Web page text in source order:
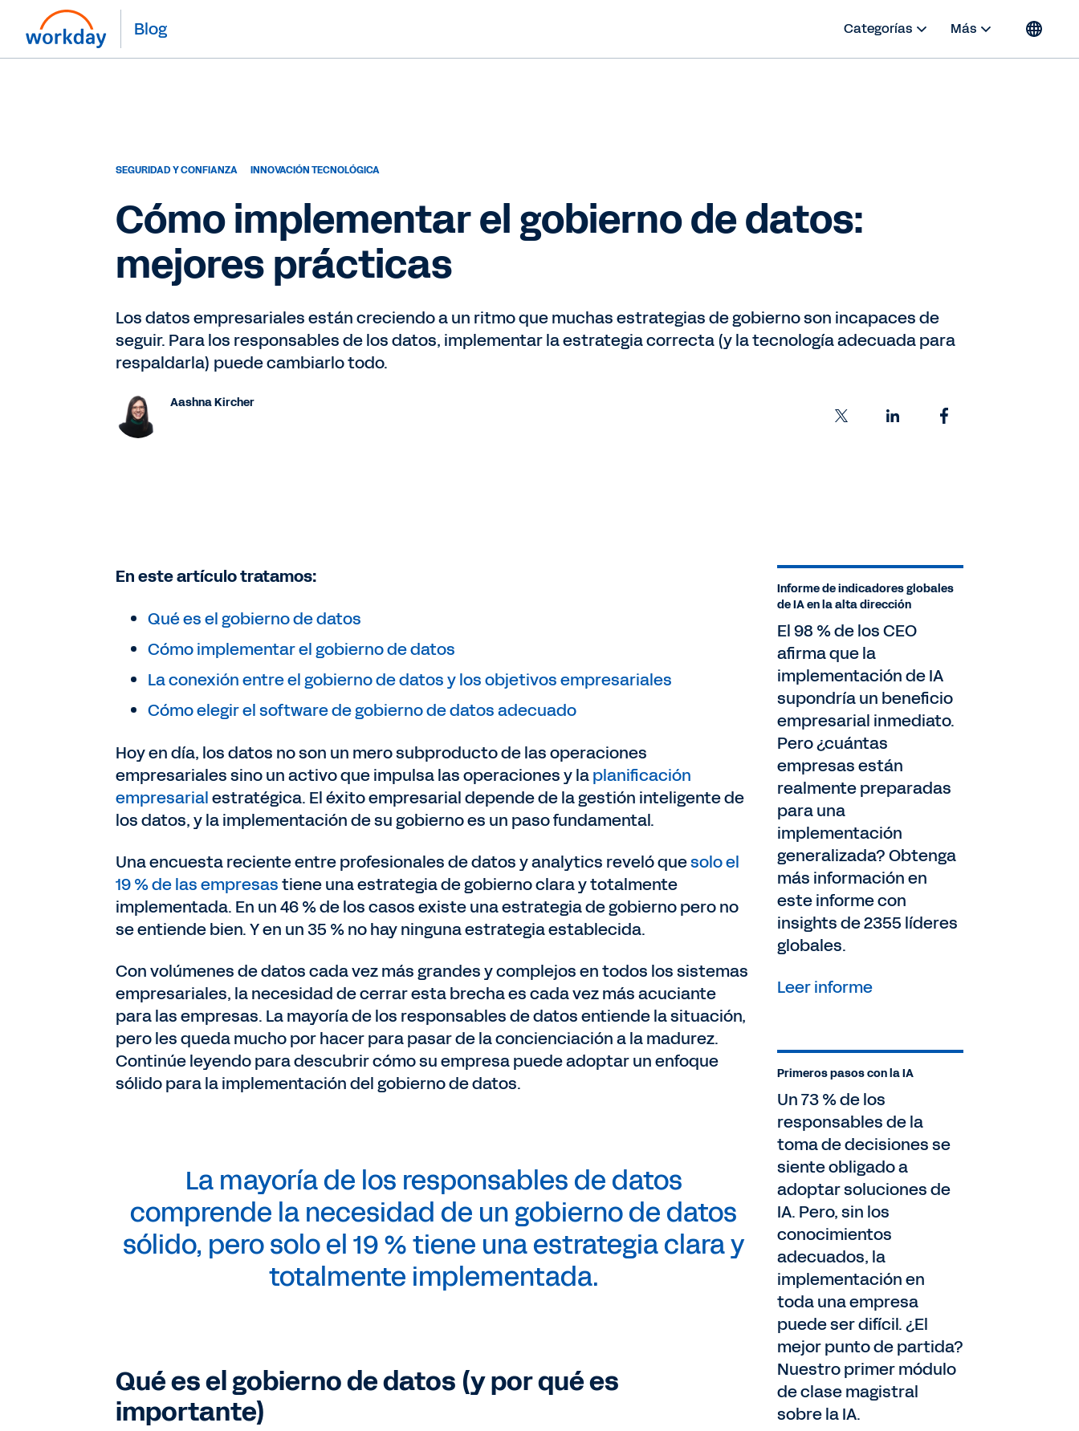
Blog Categorías Más
SEGURIDAD Y CONFIANZA INNOVACIÓN TECNOLÓGICA
Cómo implementar el gobierno de datos:
mejores prácticas
Los datos empresariales están creciendo a un ritmo que muchas estrategias de gobierno son incapaces de
seguir. Para los responsables de los datos, implementar la estrategia correcta (y la tecnología adecuada para
respaldarla) puede cambiarlo todo.
Aashna Kircher
En este artículo tratamos:
Qué es el gobierno de datos
Cómo implementar el gobierno de datos
La conexión entre el gobierno de datos y los objetivos empresariales
Cómo elegir el software de gobierno de datos adecuado
Hoy en día, los datos no son un mero subproducto de las operaciones
empresariales sino un activo que impulsa las operaciones y laplanificación
empresarialestratégica. El éxito empresarial depende de la gestión inteligente de
los datos, y la implementación de su gobierno es un paso fundamental.
Una encuesta reciente entre profesionales de datos y analytics reveló quesolo el
19 % de las empresastiene una estrategia de gobierno clara y totalmente
implementada. En un 46 % de los casos existe una estrategia de gobierno pero no
se entiende bien. Y en un 35 % no hay ninguna estrategia establecida.
Con volúmenes de datos cada vez más grandes y complejos en todos los sistemas
empresariales, la necesidad de cerrar esta brecha es cada vez más acuciante
para las empresas. La mayoría de los responsables de datos entiende la situación,
pero les queda mucho por hacer para pasar de la concienciación a la madurez.
Continúe leyendo para descubrir cómo su empresa puede adoptar un enfoque
sólido para la implementación del gobierno de datos.
La mayoría de los responsables de datos
comprende la necesidad de un gobierno de datos
sólido, pero solo el 19 % tiene una estrategia clara y
totalmente implementada.
Qué es el gobierno de datos (y por qué es
importante)
Informe de indicadores globales
de IA en la alta dirección
El 98 % de los CEO
afirma que la
implementación de IA
supondría un beneficio
empresarial inmediato.
Pero ¿cuántas
empresas están
realmente preparadas
para una
implementación
generalizada? Obtenga
más información en
este informe con
insights de 2355 líderes
globales.
Leer informe
Primeros pasos con la IA
Un 73 % de los
responsables de la
toma de decisiones se
siente obligado a
adoptar soluciones de
IA. Pero, sin los
conocimientos
adecuados, la
implementación en
toda una empresa
puede ser difícil. ¿El
mejor punto de partida?
Nuestro primer módulo
de clase magistral
sobre la IA.